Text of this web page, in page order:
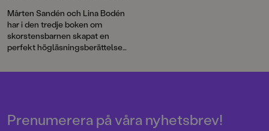
Mårten Sandén och Lina Bodén
har i den tredje boken om
skorstensbarnen skapat en
perfekt högläsningsberättelse
Prenumerera på våra nyhetsbrev!